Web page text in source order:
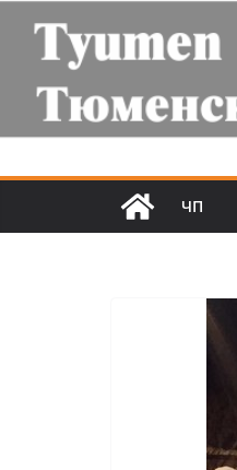
ЧП